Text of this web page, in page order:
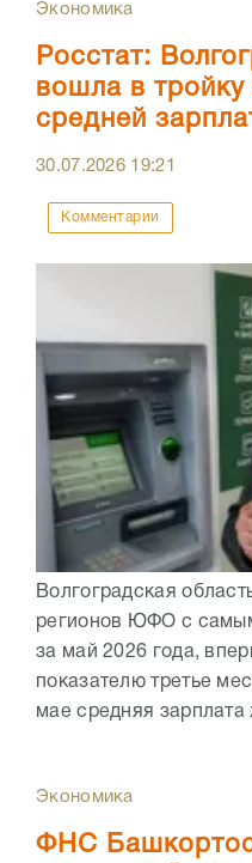
Экономика
Росстат:
вошла в
средней
30.07.2026 19:21
Комментарии
Волгоградская
регионов ЮФО с
за май 2026 года,
показателю третье
мае средняя зарплата
Экономика
ФНС